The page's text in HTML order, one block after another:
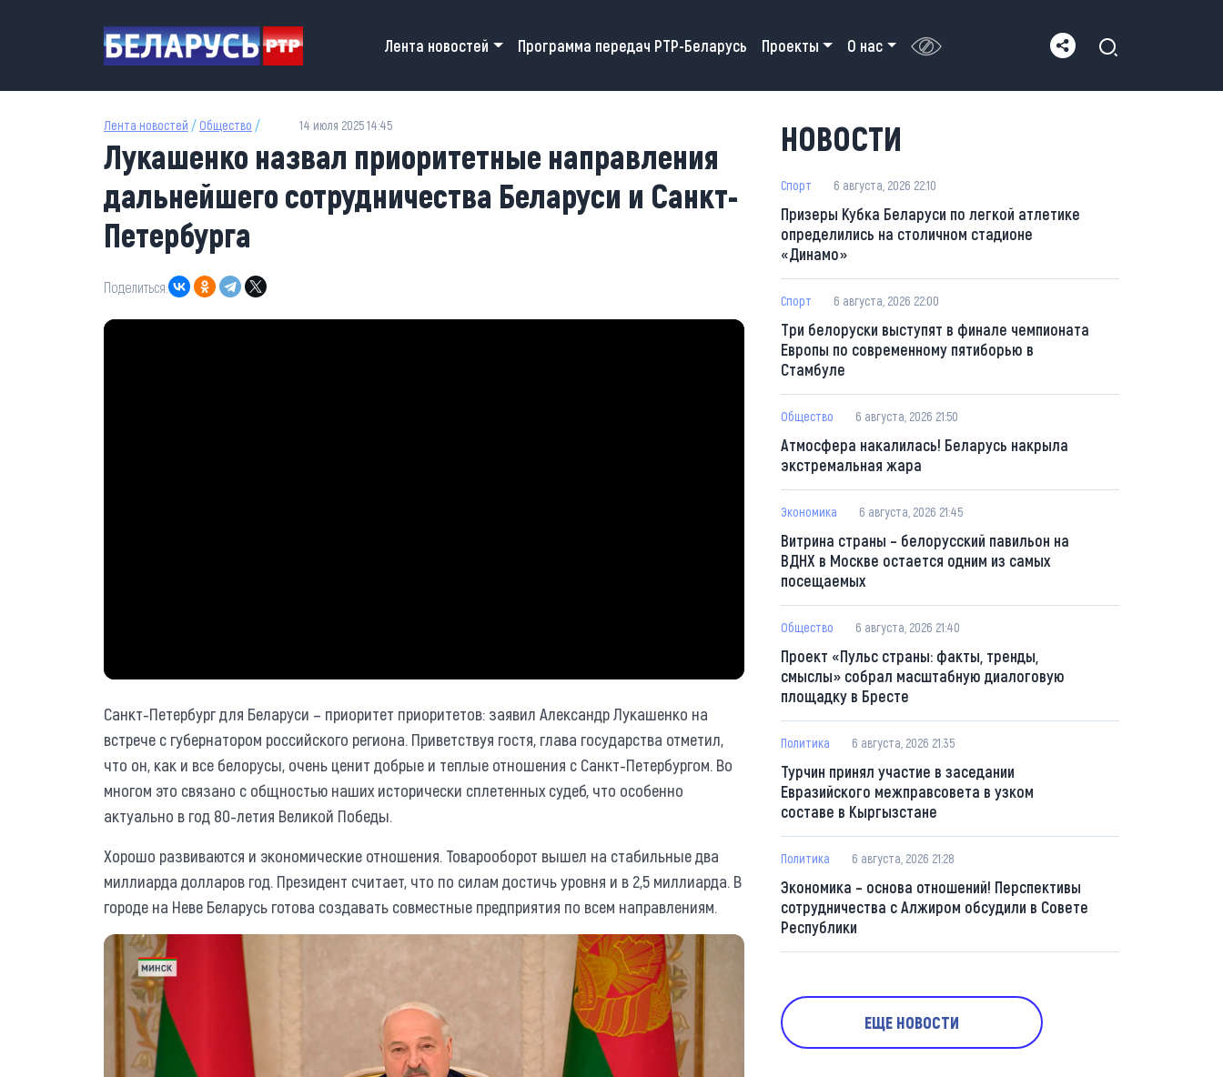
Main navigation
Лента новостей Программа передач РТР-Беларусь Проекты О нас
Лента новостей / Общество / 14 июля 2025 14:45
Лукашенко назвал приоритетные направления
дальнейшего сотрудничества Беларуси и Санкт-
Петербурга
Поделиться:
Санкт-Петербург для Беларуси – приоритет приоритетов: заявил Александр Лукашенко на
встрече с губернатором российского региона. Приветствуя гостя, глава государства отметил,
что он, как и все белорусы, очень ценит добрые и теплые отношения с Санкт-Петербургом. Во
многом это связано с общностью наших исторически сплетенных судеб, что особенно
актуально в год 80-летия Великой Победы.
Хорошо развиваются и экономические отношения. Товарооборот вышел на стабильные два
миллиарда долларов год. Президент считает, что по силам достичь уровня и в 2,5 миллиарда. В
городе на Неве Беларусь готова создавать совместные предприятия по всем направлениям.
НОВОСТИ
Спорт 6 августа, 2026 22:10
Призеры Кубка Беларуси по легкой атлетике
определились на столичном стадионе
«Динамо»
Спорт 6 августа, 2026 22:00
Три белоруски выступят в финале чемпионата
Европы по современному пятиборью в
Стамбуле
Общество 6 августа, 2026 21:50
Атмосфера накалилась! Беларусь накрыла
экстремальная жара
Экономика 6 августа, 2026 21:45
Витрина страны – белорусский павильон на
ВДНХ в Москве остается одним из самых
посещаемых
Общество 6 августа, 2026 21:40
Проект «Пульс страны: факты, тренды,
смыслы» собрал масштабную диалоговую
площадку в Бресте
Политика 6 августа, 2026 21:35
Турчин принял участие в заседании
Евразийского межправсовета в узком
составе в Кыргызстане
Политика 6 августа, 2026 21:28
Экономика – основа отношений! Перспективы
сотрудничества с Алжиром обсудили в Совете
Республики
ЕЩЕ НОВОСТИ